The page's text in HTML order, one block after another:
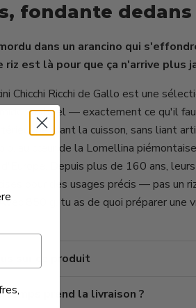
fondante dedans
dans un arancino qui
riz est là pour que ça n'arrive plus
Chicchi Ricchi de Gallo est une
naturel — exactement ce qu'il
pendant la cuisson, sans liant
au cœur de la Lomellina
d'Europe. Depuis plus de 160 ans,
pour des usages précis — pas un
850 g, tu as de quoi préparer une
sur ce produit
temps prend la livraison ?